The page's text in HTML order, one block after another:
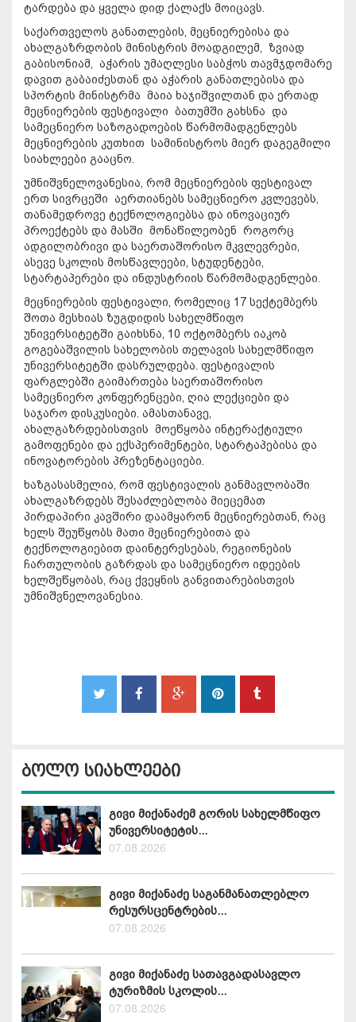
ტარდება და ყველა დიდ ქალაქს მოიცავს.
საქართველოს განათლების, მეცნიერებისა და
ახალგაზრდობის მინისტრის მოადგილემ, ზვიად
გაბისონიამ,
აჭარის უმაღლესი საბჭოს თავმჯდომარე
დავით გაბაიძესთან და აჭარის განათლებისა და
სპორტის მინისტრმა მაია ხაჯიშვილთან და ერთად
მეცნიერების ფესტივალი ბათუმში გახსნა და
სამეცნიერო საზოგადოების წარმომადგენლებს
მეცნიერების კუთხით სამინისტროს მიერ დაგეგმილი
სიახლეები გააცნო.
უმნიშვნელოვანესია, რომ მეცნიერების ფესტივალ
ერთ სივრცეში აერთიანებს სამეცნიერო კვლევებს,
თანამედროვე ტექნოლოგიებსა და ინოვაციურ
პროექტებს და მასში მონაწილეობენ როგორც
ადგილობრივი და საერთაშორისო მკვლევრები,
ასევე სკოლის მოსწავლეები, სტუდენტები,
სტარტაპერები და ინდუსტრიის წარმომადგენლები.
მეცნიერების ფესტივალი, რომელიც 17 სექტემბერს
შოთა მესხიას ზუგდიდის სახელმწიფო
უნივერსიტეტში გაიხსნა, 10 ოქტომბერს იაკობ
გოგებაშვილის სახელობის თელავის სახელმწიფო
უნივერსიტეტში დასრულდება. ფესტივალის
ფარგლებში გაიმართება საერთაშორისო
სამეცნიერო კონფერენცები, ღია ლექციები და
საჯარო დისკუსიები. ამასთანავე,
ახალგაზრდებისთვის მოეწყობა ინტერაქტიული
გამოფენები და ექსპერიმენტები, სტარტაპებისა და
ინოვატორების პრეზენტაციები.
ხაზგასასმელია, რომ ფესტივალის განმავლობაში
ახალგაზრდებს შესაძლებლობა მიეცემათ
პირდაპირი კავშირი დაამყარონ მეცნიერებთან, რაც
ხელს შეუწყობს მათი მეცნიერებითა და
ტექნოლოგიებით დაინტერესებას, რეგიონების
ჩართულობის გაზრდას და სამეცნიერო იდეების
ხელშეწყობას, რაც ქვეყნის განვითარებისთვის
უმნიშვნელოვანესია.
ბოლო სიახლეები
გივი მიქანაძემ გორის სახელმწიფო
უნივერსიტეტის...
07.08.2026
გივი მიქანაძე საგანმანათლებლო
რესურსცენტრების...
07.08.2026
გივი მიქანაძე სათავგადასავლო
ტურიზმის სკოლის...
07.08.2026